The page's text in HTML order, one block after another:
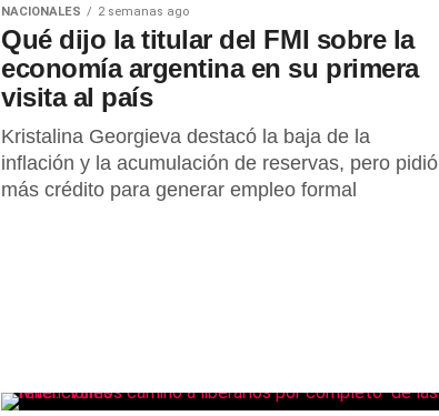
NACIONALES 2 semanas ago
Qué dijo la titular del FMI sobre la
economía argentina en su primera
visita al país
Kristalina Georgieva destacó la baja de la
inflación y la acumulación de reservas, pero pidió
más crédito para generar empleo formal